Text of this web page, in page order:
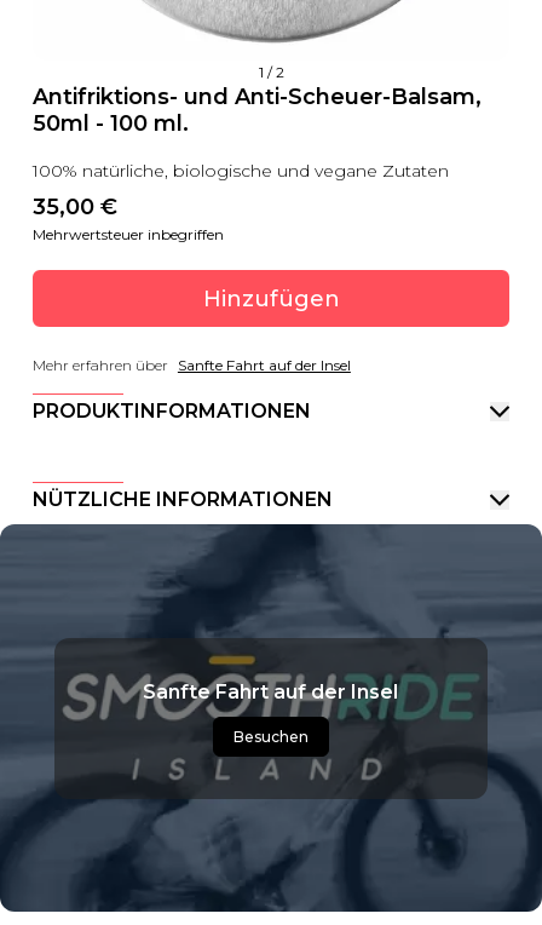
1 /2
Antifriktions- und Anti-Scheuer-Balsam,
50ml - 100 ml.
100% natürliche, biologische und vegane Zutaten
35,00 €
Mehrwertsteuer inbegriffen
Hinzufügen
Mehr erfahren über Sanfte Fahrt auf der Insel
PRODUKTINFORMATIONEN
NÜTZLICHE INFORMATIONEN
Sanfte Fahrt auf der Insel
Besuchen